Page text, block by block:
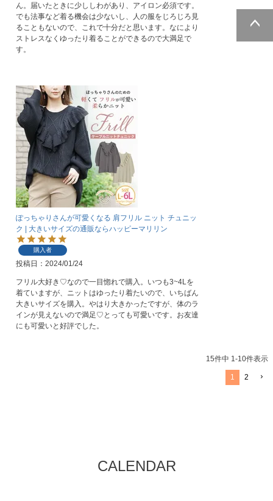
ん。届いたときに少ししわがあり、アイロン必須です。
でも法事など着る機会は少ないし、人の服をじろじろ見
ることもないので、これで十分だと思います。なにより
ストレスなくゆったり着ることができるので大満足で
す。
ぽっちゃりさんが可愛くなる 肩フリル ニット チュニッ
ク | 大きいサイズの通販ならハッピーマリリン
購入者
投稿日 2024/01/24
フリル大好き♡なので一目惚れで購入。いつも3~4Lを
着ていますが、ニットはゆったり着たいので、いちばん
大きいサイズを購入。やはり大きかったですが、体のラ
インが見えないので満足♡とっても可愛いです。お友達
にも可愛いと好評でした。
15件中 1-10件表示
1 2
ページトッ
CALENDAR